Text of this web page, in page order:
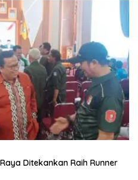
Ditekankan Raih Runner